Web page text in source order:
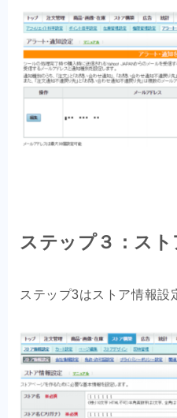
ステップ３：スト
ステップ3はストア情報設